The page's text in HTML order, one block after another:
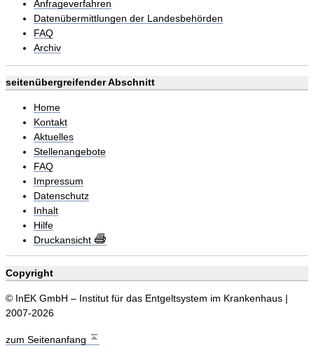
Anfrageverfahren
Datenübermittlungen der Landesbehörden
FAQ
Archiv
seitenübergreifender Abschnitt
Home
Kontakt
Aktuelles
Stellenangebote
FAQ
Impressum
Datenschutz
Inhalt
Hilfe
Druckansicht
Copyright
© InEK GmbH – Institut für das Entgeltsystem im Krankenhaus |
2007-2026
zum Seitenanfang